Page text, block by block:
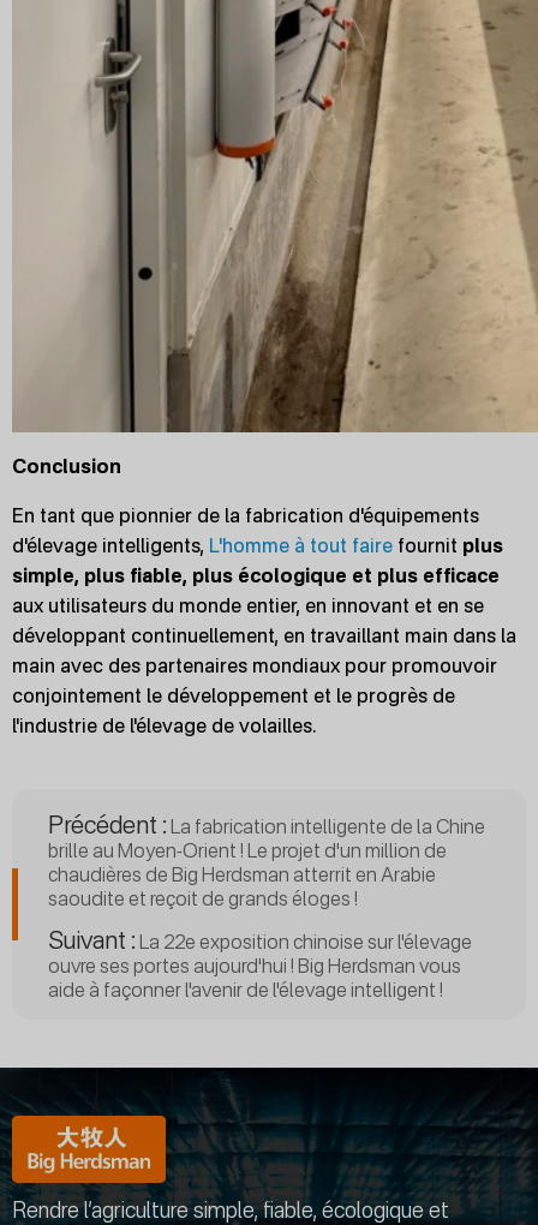
Conclusion
En tant que pionnier de la fabrication d'équipements
d'élevage intelligents, L'homme à tout faire fournit plus
simple, plus fiable, plus écologique et plus efficace
aux utilisateurs du monde entier, en innovant et en se
développant continuellement, en travaillant main dans la
main avec des partenaires mondiaux pour promouvoir
conjointement le développement et le progrès de
l'industrie de l'élevage de volailles.
Précédent : La fabrication intelligente de la Chine
brille au Moyen-Orient ! Le projet d'un million de
chaudières de Big Herdsman atterrit en Arabie
saoudite et reçoit de grands éloges !
Suivant : La 22e exposition chinoise sur l'élevage
ouvre ses portes aujourd'hui ! Big Herdsman vous
aide à façonner l'avenir de l'élevage intelligent !
Rendre l’agriculture simple, fiable, écologique et